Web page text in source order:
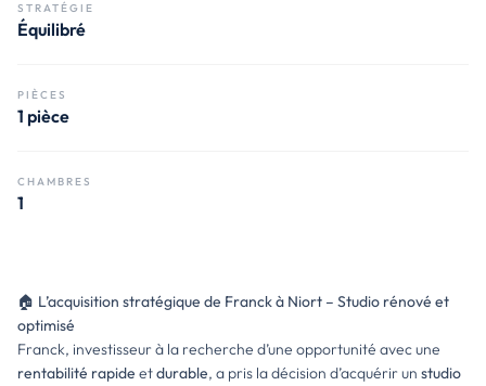
STRATÉGIE
Équilibré
PIÈCES
1 pièce
CHAMBRES
1
🏠 L’acquisition stratégique de Franck à Niort – Studio rénové et
optimisé
Franck, investisseur à la recherche d’une opportunité avec une
rentabilité rapide etdurable, a pris la décision d’acquérir un studio